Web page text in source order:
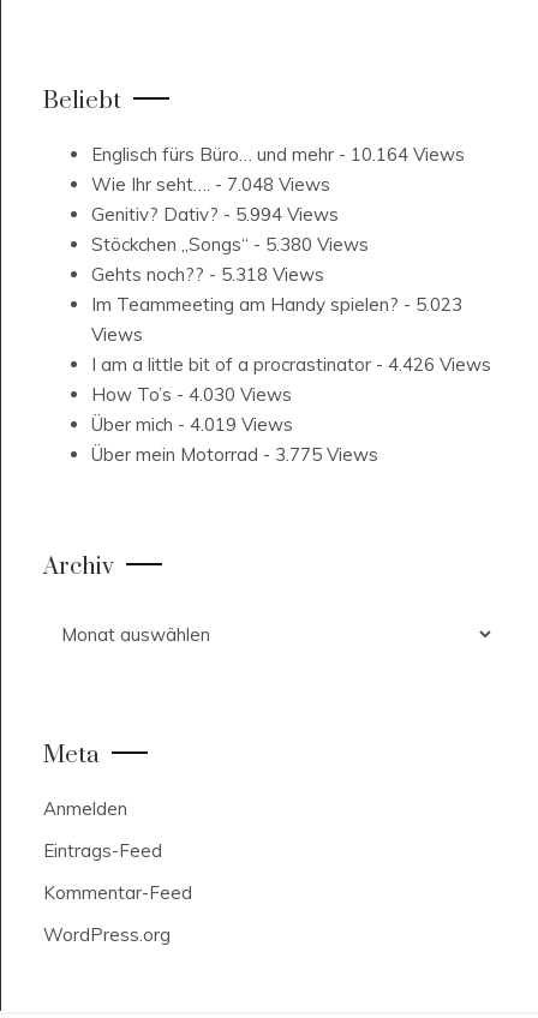
Beliebt
Englisch fürs Büro… und mehr - 10.164 Views
Wie Ihr seht…. - 7.048 Views
Genitiv? Dativ? - 5.994 Views
Stöckchen „Songs“ - 5.380 Views
Gehts noch?? - 5.318 Views
Im Teammeeting am Handy spielen? - 5.023
Views
I am a little bit of a procrastinator - 4.426 Views
How To’s - 4.030 Views
Über mich - 4.019 Views
Über mein Motorrad - 3.775 Views
Archiv
Meta
Anmelden
Eintrags-Feed
Kommentar-Feed
WordPress.org